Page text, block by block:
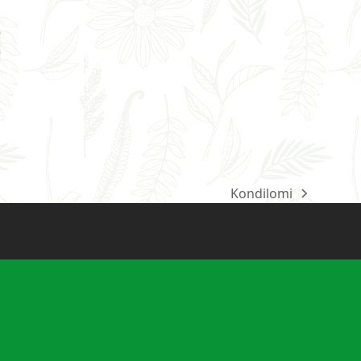
next
Kondilomi